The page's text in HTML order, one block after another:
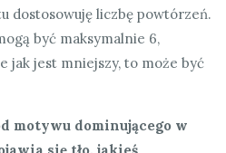
dostosowuję liczbę powtórzeń.
być maksymalnie 6,
jak jest mniejszy, to może być
motywu dominującego w